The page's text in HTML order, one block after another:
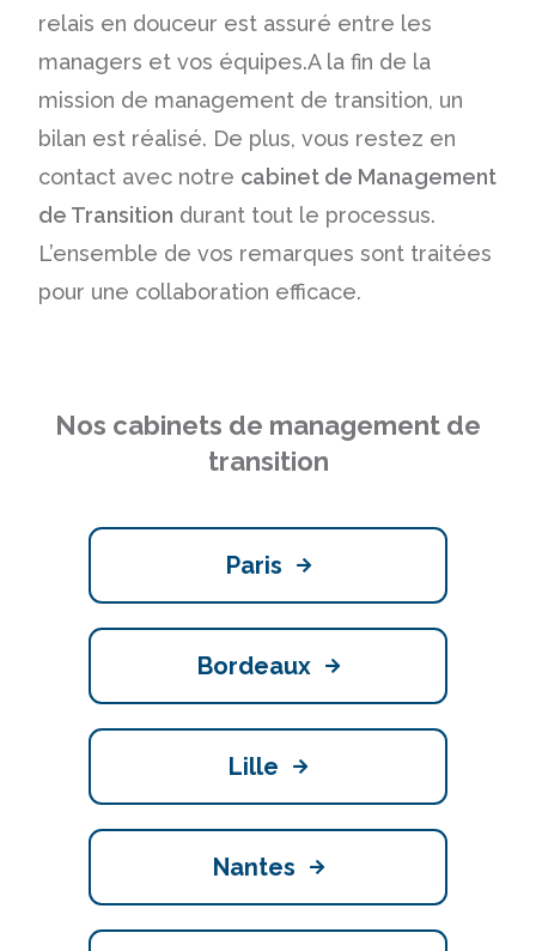
relais en douceur est assuré entre les
managers et vos équipes.A la fin de la
mission de management de transition, un
bilan est réalisé. De plus, vous restez en
contact avec notre cabinet de Management
de Transition durant tout le processus.
L’ensemble de vos remarques sont traitées
pour une collaboration efficace.
Nos cabinets de management de
transition
Paris
Bordeaux
Lille
Nantes